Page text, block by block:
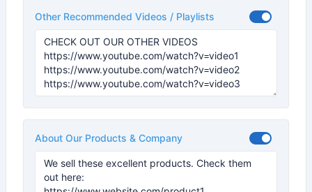
Other Recommended Videos / Playlists
About Our Products & Company